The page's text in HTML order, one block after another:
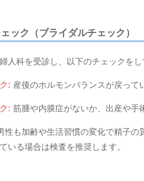
ック（ブライダルチェック）
人科を受診し、以下のチェックをし
: 産後のホルモンバランスが戻って
: 筋腫や内膜症がないか、出産や手
性も加齢や生活習慣の変化で精子の
いる場合は検査を推奨します。